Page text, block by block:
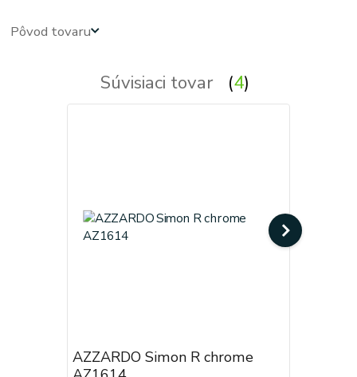
Pôvod tovaru
Súvisiaci tovar 4
AZZARDO Simon R chrome